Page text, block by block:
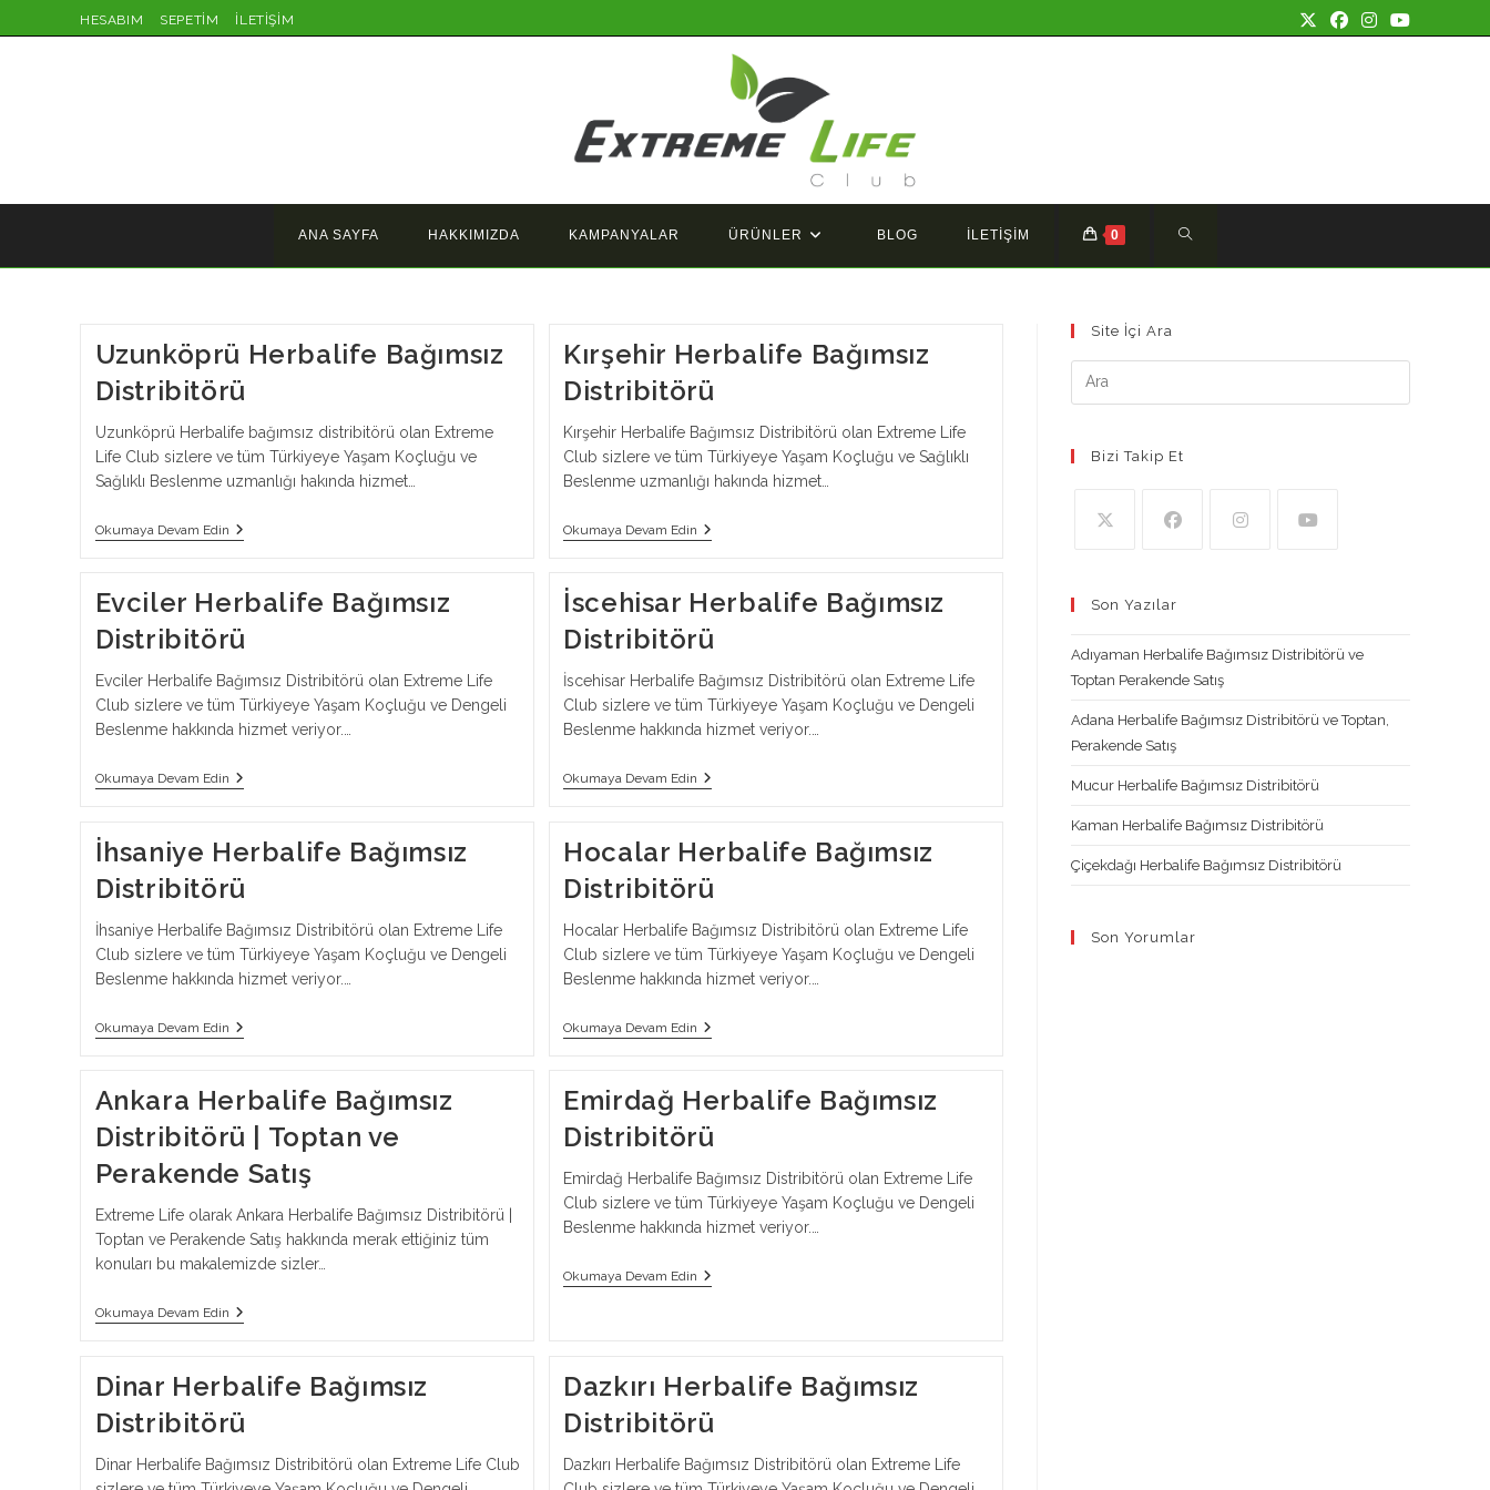
to
HESABIM SEPETİM İLETİŞİM
ANA SAYFA HAKKIMIZDA KAMPANYALAR ÜRÜNLER BLOG İLETİŞİM 0 TOGGLE
SEARCH
Uzunköprü Herbalife Bağımsız
Distribitörü
Uzunköprü Herbalife bağımsız distribitörü olan Extreme
Life Club sizlere ve tüm Türkiyeye Yaşam Koçluğu ve
Sağlıklı Beslenme uzmanlığı hakında hizmet…
Okumaya Devam EdinUzunköprü
Kırşehir Herbalife Bağımsız
Distribitörü
Kırşehir Herbalife Bağımsız Distribitörü olan Extreme Life
Club sizlere ve tüm Türkiyeye Yaşam Koçluğu ve Sağlıklı
Beslenme uzmanlığı hakında hizmet…
Okumaya Devam Edin Kırşehir
Evciler Herbalife Bağımsız
Distribitörü
Evciler Herbalife Bağımsız Distribitörü olan Extreme Life
Club sizlere ve tüm Türkiyeye Yaşam Koçluğu ve Dengeli
Beslenme hakkında hizmet veriyor.…
Okumaya Devam EdinEvciler
İscehisar Herbalife Bağımsız
Distribitörü
İscehisar Herbalife Bağımsız Distribitörü olan Extreme Life
Club sizlere ve tüm Türkiyeye Yaşam Koçluğu ve Dengeli
Beslenme hakkında hizmet veriyor.…
Okumaya Devam Edin İscehisar
İhsaniye Herbalife Bağımsız
Distribitörü
İhsaniye Herbalife Bağımsız Distribitörü olan Extreme Life
Club sizlere ve tüm Türkiyeye Yaşam Koçluğu ve Dengeli
Beslenme hakkında hizmet veriyor.…
Okumaya Devam Edinİhsaniye
Hocalar Herbalife Bağımsız
Distribitörü
Hocalar Herbalife Bağımsız Distribitörü olan Extreme Life
Club sizlere ve tüm Türkiyeye Yaşam Koçluğu ve Dengeli
Beslenme hakkında hizmet veriyor.…
Okumaya Devam Edin Hocalar
Ankara Herbalife Bağımsız
Distribitörü | Toptan ve
Perakende Satış
Extreme Life olarak Ankara Herbalife Bağımsız Distribitörü |
Toptan ve Perakende Satış hakkında merak ettiğiniz tüm
konuları bu makalemizde sizler…
Okumaya Devam EdinAnkara
|
Toptan
Ve
Perakende
Emirdağ Herbalife Bağımsız
Distribitörü
Emirdağ Herbalife Bağımsız Distribitörü olan Extreme Life
Club sizlere ve tüm Türkiyeye Yaşam Koçluğu ve Dengeli
Beslenme hakkında hizmet veriyor.…
Okumaya Devam Edin Emirdağ
Dinar Herbalife Bağımsız
Distribitörü
Dinar Herbalife Bağımsız Distribitörü olan Extreme Life Club
Dazkırı Herbalife Bağımsız
Distribitörü
Dazkırı Herbalife Bağımsız Distribitörü olan Extreme Life
Site İçi Ara
Bizi Takip Et
a
new
tab
new
tab
new
tab
new
Son Yazılar
Adıyaman Herbalife Bağımsız Distribitörü ve
Toptan Perakende Satış
Adana Herbalife Bağımsız Distribitörü ve Toptan,
Perakende Satış
Mucur Herbalife Bağımsız Distribitörü
Kaman Herbalife Bağımsız Distribitörü
Çiçekdağı Herbalife Bağımsız Distribitörü
Son Yorumlar